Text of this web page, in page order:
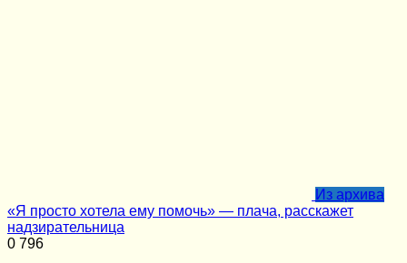
Из архива
«Я просто хотела ему помочь» — плача, расскажет
надзирательница
0 796